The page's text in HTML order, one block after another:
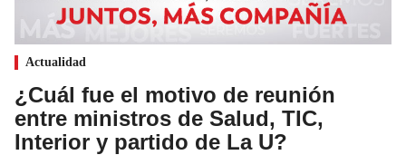
Actualidad
¿Cuál fue el motivo de reunión
entre ministros de Salud, TIC,
Interior y partido de La U?